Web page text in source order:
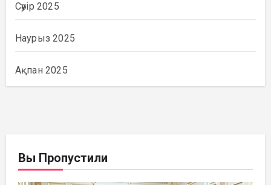
Сәуір 2025
Наурыз 2025
Ақпан 2025
Вы Пропустили